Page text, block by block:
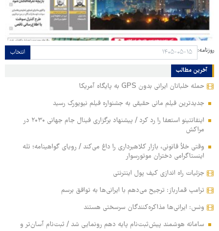
روزنامه: انتخاب
آخرین مطالب
حمله خلبانان ایرانی بدون GPS به پایگاه آمریکا
جدیدترین فیلم مانی حقیقی به جشنواره فیلم نیویورک رسید
اینفانتینو استعفا را رد کرد / پیشنهاد برگزاری فینال جام جهانی ۲۰۳۰ در
مراکش
وقتی خلأ قانونی، بازار کلاهبرداری را داغ می‌کند / رویای گواهینامه؛ تله
اینستاگرامی دختران موتورسوار
جزئیات راه اندازی کیف پول اینترنتی
ترامپ قمارباز: ترجیح می‌دهم با ایرانی‌ها به توافق برسم
ونس: ایرانی‌ها مذاکره‌کنندگان سرسختی هستند
سامانه هوشمند پیش‌ثبت‌نام پایه دهم رونمایی شد / ثبت‌نام آسان‌تر و